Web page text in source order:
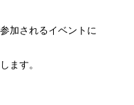
加されるイベントに
ます。